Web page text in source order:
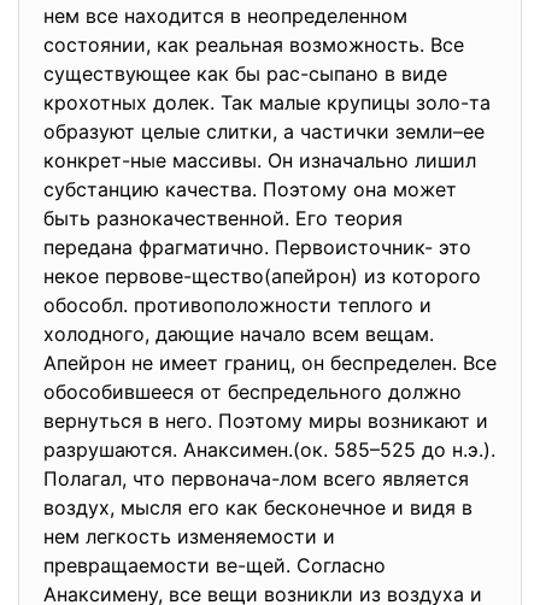
нем все находится в неопределенном
состоянии, как реальная возможность. Все
существующее как бы рас-сыпано в виде
крохотных долек. Так малые крупицы золо-та
образуют целые слитки, а частички земли–ее
конкрет-ные массивы. Он изначально лишил
субстанцию качества. Поэтому она может
быть разнокачественной. Его теория
передана фрагматично. Первоисточник- это
некое первове-щество(апейрон) из которого
обособл. противоположности теплого и
холодного, дающие начало всем вещам.
Апейрон не имеет границ, он беспределен. Все
обособившееся от беспредельного должно
вернуться в него. Поэтому миры возникают и
разрушаются. Анаксимен.(ок. 585–525 до н.э.).
Полагал, что первонача-лом всего является
воздух, мысля его как бесконечное и видя в
нем легкость изменяемости и
превращаемости ве-щей. Согласно
Анаксимену, все вещи возникли из воздуха и